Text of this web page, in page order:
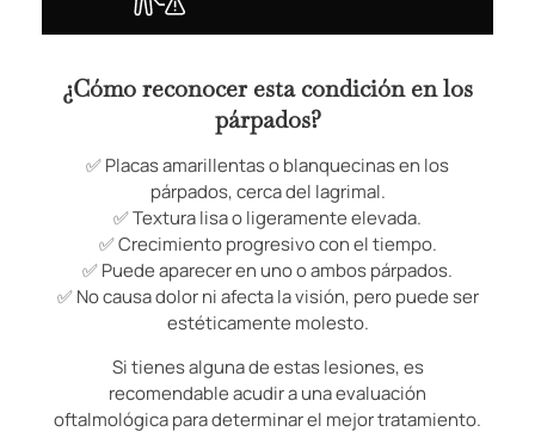
¿Cómo reconocer esta condición en los
párpados?
✅ Placas amarillentas o blanquecinas en los
párpados, cerca del lagrimal.
✅ Textura lisa o ligeramente elevada.
✅ Crecimiento progresivo con el tiempo.
✅ Puede aparecer en uno o ambos párpados.
✅ No causa dolor ni afecta la visión, pero puede ser
estéticamente molesto.
Si tienes alguna de estas lesiones, es
recomendable acudir a una evaluación
oftalmológica para determinar el mejor tratamiento.